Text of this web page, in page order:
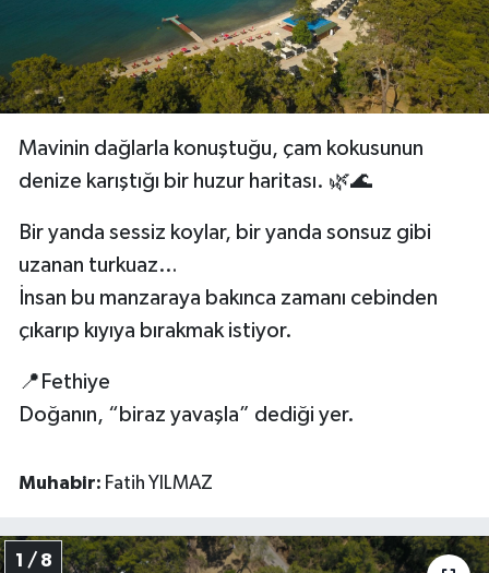
Mavinin dağlarla konuştuğu, çam kokusunun
denize karıştığı bir huzur haritası. 🌿🌊
Bir yanda sessiz koylar, bir yanda sonsuz gibi
uzanan turkuaz…
İnsan bu manzaraya bakınca zamanı cebinden
çıkarıp kıyıya bırakmak istiyor.
📍Fethiye
Doğanın, “biraz yavaşla” dediği yer.
Muhabir: Fatih YILMAZ
1 / 8